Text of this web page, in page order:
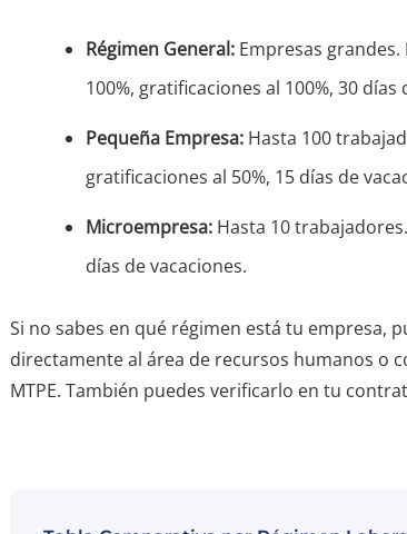
Régimen General: Empresas
100%, gratificaciones al 100%, 30 días
Pequeña Empresa: Hasta 100
gratificaciones al 50%, 15 días de
Microempresa: Hasta 10
días de vacaciones.
Si no sabes en qué régimen está tu empresa,
directamente al área de recursos humanos o
MTPE. También puedes verificarlo en tu